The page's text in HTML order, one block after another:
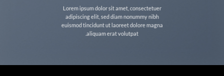
Lorem ipsum dolor sit amet, consectetuer
adipiscing elit, sed diam nonummy nibh
euismod tincidunt ut laoreet dolore magna
aliquam erat volutpat.